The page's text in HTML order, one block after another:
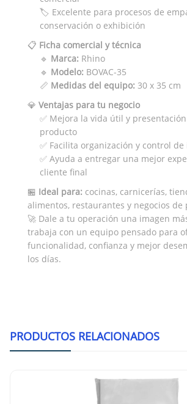
🏷️ Excelente para procesos de
conservación o exhibición
📋 Ficha comercial y técnica
🔹 Marca: Rhino
🔹 Modelo: BOVAC-35
📏 Medidas del equipo: 30 x 35 cm
💎 Ventajas para tu negocio
✅ Mejora la vida útil y
producto
✅ Facilita organización y control
✅ Ayuda a entregar una mejor
cliente final
🏪 Ideal para: cocinas, carnicerías,
alimentos, restaurantes y negocios de
🚀 Dale a tu operación una imagen
trabaja con un equipo pensado para
funcionalidad, confianza y mejor
los días.
PRODUCTOS RELACIONADOS